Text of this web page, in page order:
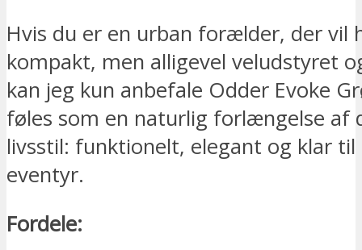
Hvis du er en urban forælder, der vil
kompakt, men alligevel veludstyret
kan jeg kun anbefale Odder Evoke
føles som en naturlig forlængelse af
livsstil: funktionelt, elegant og klar til
eventyr.
Fordele: